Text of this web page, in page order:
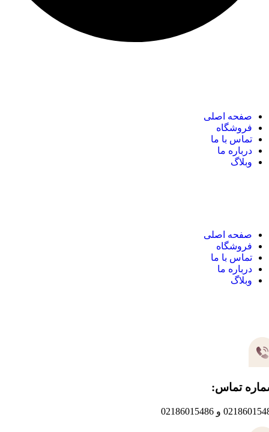
صفحه اصلی
فروشگاه
تماس با ما
درباره ما
وبلاگ
صفحه اصلی
فروشگاه
تماس با ما
درباره ما
وبلاگ
تماس:
و 02186015486